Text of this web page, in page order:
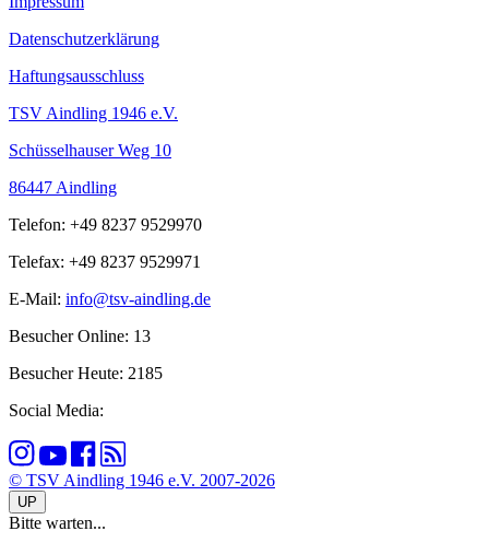
Datenschutzerklärung
Haftungsausschluss
TSV Aindling 1946 e.V.
Schüsselhauser Weg 10
86447 Aindling
Telefon: +49 8237 9529970
Telefax: +49 8237 9529971
E-Mail: info@tsv-aindling.de
Besucher Online: 13
Besucher Heute: 2185
Social Media:
© TSV Aindling 1946 e.V. 2007-2026
UP
Bitte warten...